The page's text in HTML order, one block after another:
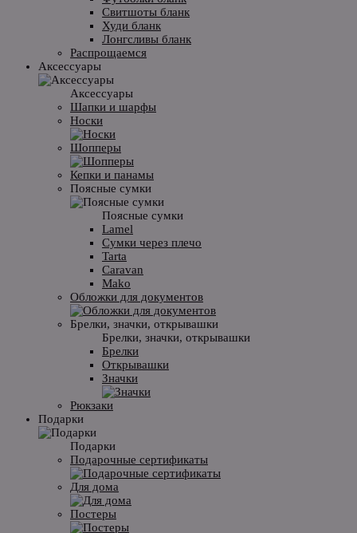
Свитшоты бланк
Худи бланк
Лонгсливы бланк
Распрощаемся
Аксессуары
Аксессуары
Шапки и шарфы
Носки
Шопперы
Кепки и панамы
Поясные сумки
Поясные сумки
Lamel
Сумки через плечо
Tarta
Caravan
Mako
Обложки для документов
Брелки, значки, открывашки
Брелки, значки, открывашки
Брелки
Открывашки
Значки
Рюкзаки
Подарки
Подарки
Подарочные сертификаты
Для дома
Постеры